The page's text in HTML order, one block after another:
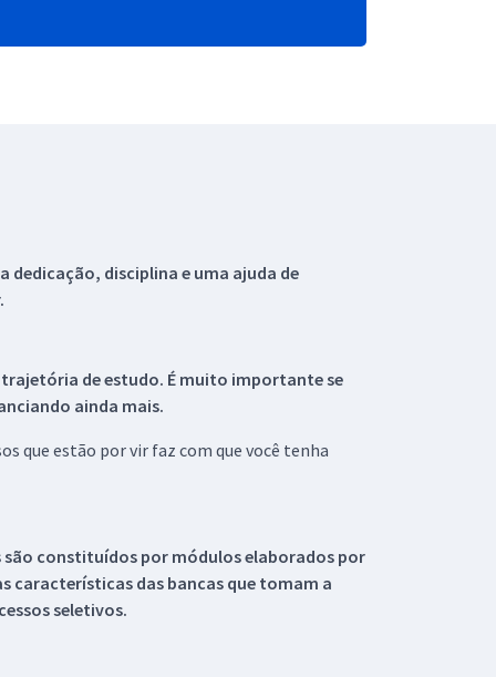
dedicação, disciplina e uma ajuda de
de estudo. É muito importante se
ainda mais.
que estão por vir faz com que você tenha
são constituídos por módulos elaborados por
características das bancas que tomam a
seletivos.